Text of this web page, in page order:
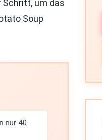
um das
Soup
nur 40